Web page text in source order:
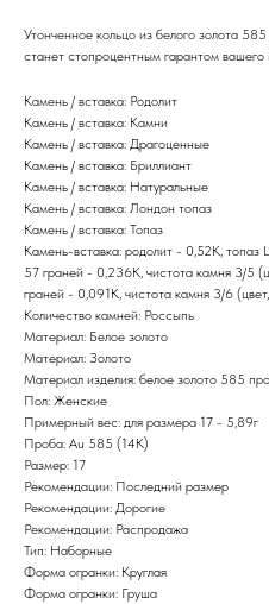
Утонченное кольцо из белого золота
станет стопроцентным гарантом вашего
Камень / вставка: Родолит
Камень / вставка: Камни
Камень / вставка: Драгоценные
Камень / вставка: Бриллиант
Камень / вставка: Натуральные
Камень / вставка: Лондон топаз
Камень / вставка: Топаз
Камень-вставка: родолит - 0,52К,
57 граней - 0,236К, чистота камня 3/5
граней - 0,091К, чистота камня 3/6
Количество камней: Россыпь
Материал: Белое золото
Материал: Золото
Материал изделия: белое золото 585
Пол: Женские
Примерный вес: для размера 17 - 5,89г
Проба: Au 585 (14K)
Размер: 17
Рекомендации: Последний размер
Рекомендации: Дорогие
Рекомендации: Распродажа
Тип: Наборные
Форма огранки: Круглая
Форма огранки: Груша